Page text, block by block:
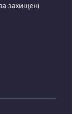
захищені